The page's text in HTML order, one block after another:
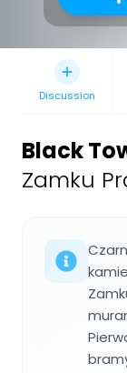
Discussion
Black
Zamku